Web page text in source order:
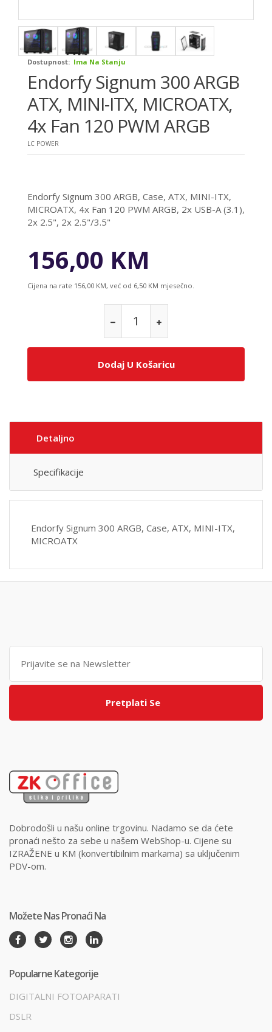
Dostupnost: Ima Na Stanju
Endorfy Signum 300 ARGB
ATX, MINI-ITX, MICROATX,
4x Fan 120 PWM ARGB
LC POWER
Endorfy Signum 300 ARGB, Case, ATX, MINI-ITX,
MICROATX, 4x Fan 120 PWM ARGB, 2x USB-A (3.1),
2x 2.5", 2x 2.5"/3.5"
156,00 KM
Cijena na rate 156,00 KM, već od 6,50 KM mjesečno.
Dodaj U Košaricu
Detaljno
Specifikacije
Endorfy Signum 300 ARGB, Case, ATX, MINI-ITX,
MICROATX
Pretplati Se
Dobrodošli u našu online trgovinu. Nadamo se da ćete
pronaći nešto za sebe u našem WebShop-u. Cijene su
IZRAŽENE u KM (konvertibilnim markama) sa uključenim
PDV-om.
Možete Nas Pronaći Na
Popularne Kategorije
DIGITALNI FOTOAPARATI
DSLR